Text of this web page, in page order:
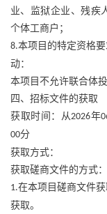
业、监狱企业、残疾
个体工商户；
8.本项目的特定资格
动：
本项目不允许联合体投
四、招标文件的获取
获取时间：从2026年
00分
获取方式：
获取磋商文件的方式：
1.在本项目磋商文件
获取。